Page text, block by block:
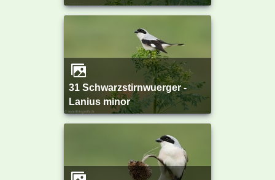
31 Schwarzstirnwuerger -
Lanius minor